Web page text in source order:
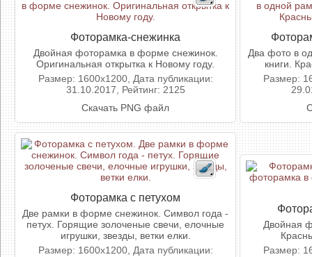
Фоторамка-снежинка
Двойная фоторамка в форме снежинок.
Оригинальная открытка к Новому году.
Размер: 1600x1200, Дата публикации:
31.10.2017, Рейтинг: 2125
Скачать PNG файл
Два фото в
книги.
Размер:
Фоторамка с петухом
Две рамки в форме снежинок. Символ года -
петух. Горящие золоченые свечи, елочные
игрушки, звезды, ветки елки.
Размер: 1600x1200, Дата публикации:
Двойная
Размер: